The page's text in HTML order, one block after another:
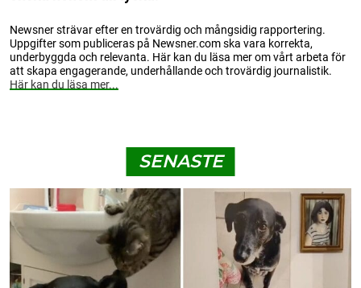
Newsner strävar efter en trovärdig och mångsidig rapportering.
Uppgifter som publiceras på Newsner.com ska vara korrekta,
underbyggda och relevanta. Här kan du läsa mer om vårt arbeta för
att skapa engagerande, underhållande och trovärdig journalistik.
Här kan du läsa mer...
SENASTE